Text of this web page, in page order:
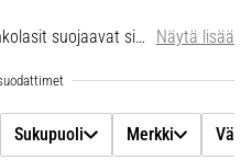
Korkelaatuiset ja tyylikkäät aurinkolasit suojaavat sinua auringon haitallisilta säteiltä. Näytä lisää
Sukupuoli Merkki Väri